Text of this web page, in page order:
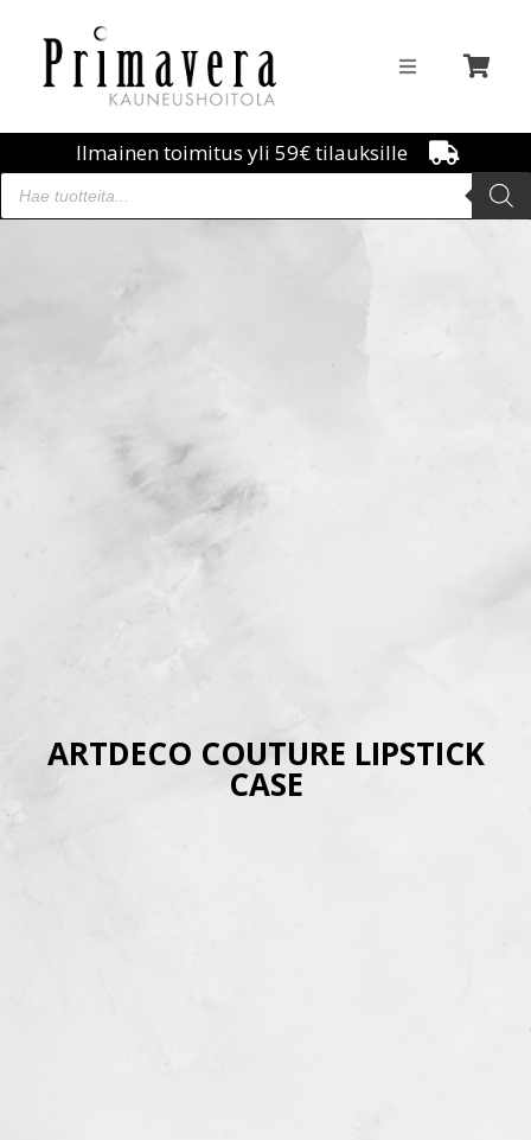
Ilmainen toimitus yli 59€ tilauksille
ARTDECO COUTURE LIPSTICK
CASE